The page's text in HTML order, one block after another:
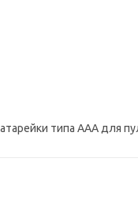
типа ААА для